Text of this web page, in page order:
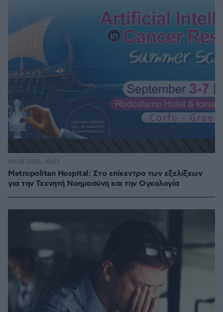
Metropolitan Hospital: Στο επίκεντρο των εξελίξεων
για την Τεχνητή Νοημοσύνη και την Ογκολογία
06.08.2026, 10:53